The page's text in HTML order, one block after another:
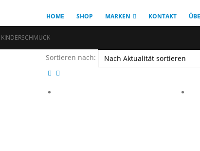
HOME SHOP MARKEN KONTAKT
KINDERSCHMUCK
Sortieren nach: